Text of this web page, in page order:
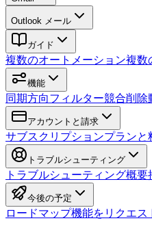
Outlook メール
ガイド
複数のオートメーション複数
機能
同期方向フィルター競合削除
アカウントと請求
サブスクリプションプランと
トラブルシューティング
トラブルシューティング概要
今後の予定
ロードマップ機能をリクエス